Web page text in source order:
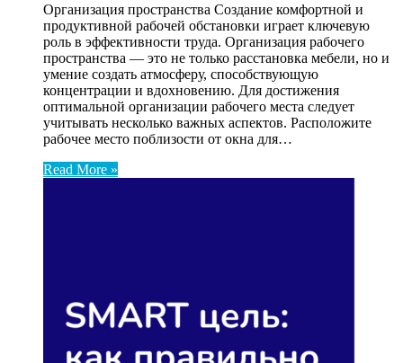
Организация пространства Создание комфортной и
продуктивной рабочей обстановки играет ключевую
роль в эффективности труда. Организация рабочего
пространства — это не только расстановка мебели, но и
умение создать атмосферу, способствующую
концентрации и вдохновению. Для достижения
оптимальной организации рабочего места следует
учитывать несколько важных аспектов. Расположите
рабочее место поблизости от окна для…
Read More »